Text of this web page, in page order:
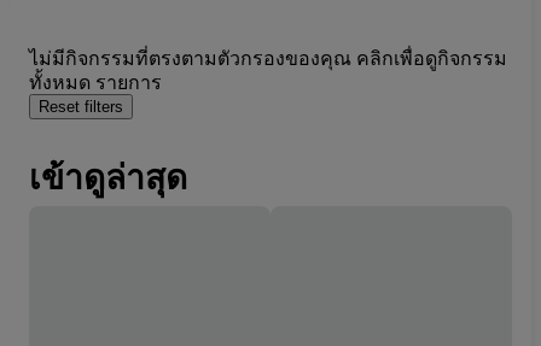
ไม่มีกิจกรรมที่ตรงตามตัวกรองของคุณ คลิกเพื่อดูกิจกรรม
ทั้งหมด รายการ
Reset filters
เข้าดูล่าสุด